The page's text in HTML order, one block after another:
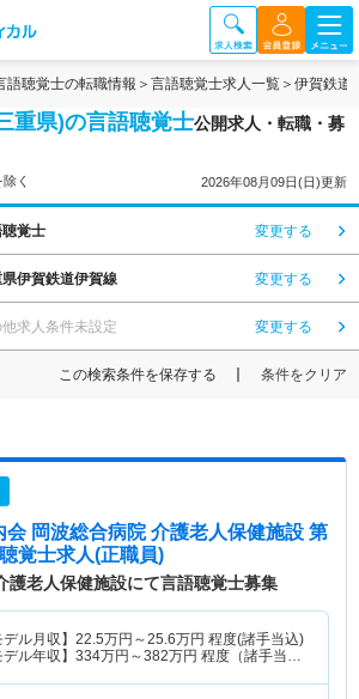
語聴覚士の転職情報 言語聴覚士求人一覧 伊賀鉄道
重県)の言語聴覚士公開求人・転職・募
く 2026年08月09日(日)更新
覚士 変更する
県伊賀鉄道伊賀線 変更する
他求人条件未設定 変更する
この検索条件を保存する 条件をクリア
岡波総合病院 介護老人保健施設 第
覚士求人(正職員)
護老人保健施設にて言語聴覚士募集
デル月収】 22.5万円～25.6万円 程度(諸手当込)
デル年収】 334万円～382万円 程度（諸手当・